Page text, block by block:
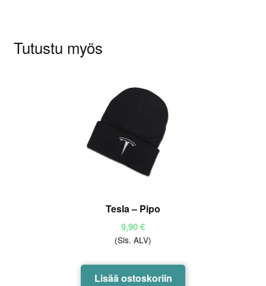
Tutustu myös
Tesla – Pipo
9,90€
(Sis. ALV)
Lisää ostoskoriin